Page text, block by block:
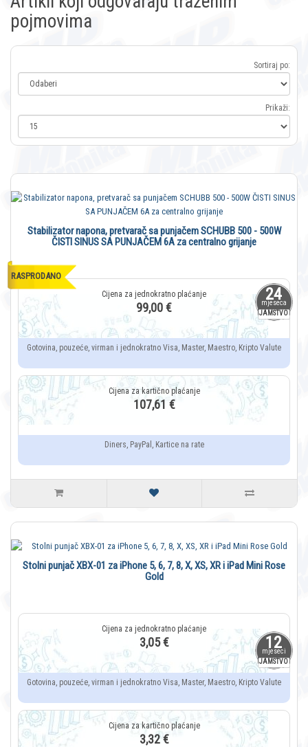
pojmovima
Sortiraj po:
Prikaži:
24
mjeseca
JAMSTVO
RASPRODANO
Stabilizator napona, pretvarač sa punjačem SCHUBB 500 - 500W
ČISTI SINUS SA PUNJAČEM 6A za centralno grijanje
99,00 €
Gotovina, pouzeće, virman i jednokratno Visa, Master, Maestro, Kripto Valute
107,61 €
Diners, PayPal, Kartice na rate
12
mjeseci
JAMSTVO
Stolni punjač XBX-01 za iPhone 5, 6, 7, 8, X, XS, XR i iPad Mini Rose
Gold
3,05 €
Gotovina, pouzeće, virman i jednokratno Visa, Master, Maestro, Kripto Valute
3,32 €